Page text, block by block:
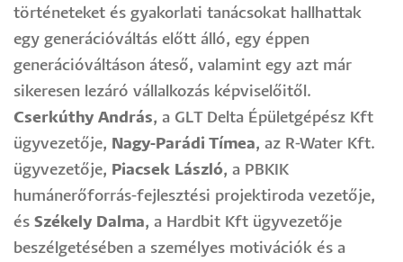
történeteket és gyakorlati tanácsokat hallhattak
egy generációváltás előtt álló, egy éppen
generációváltáson áteső, valamint egy azt már
sikeresen lezáró vállalkozás képviselőitől.
Cserkúthy András, a GLT Delta Épületgépész Kft
ügyvezetője, Nagy-Parádi Tímea, az R-Water Kft.
ügyvezetője, Piacsek László, a PBKIK
humánerőforrás-fejlesztési projektiroda vezetője,
és Székely Dalma, a Hardbit Kft ügyvezetője
beszélgetésében a személyes motivációk és a